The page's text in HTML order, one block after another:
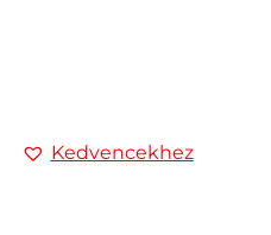
Kedvencekhez